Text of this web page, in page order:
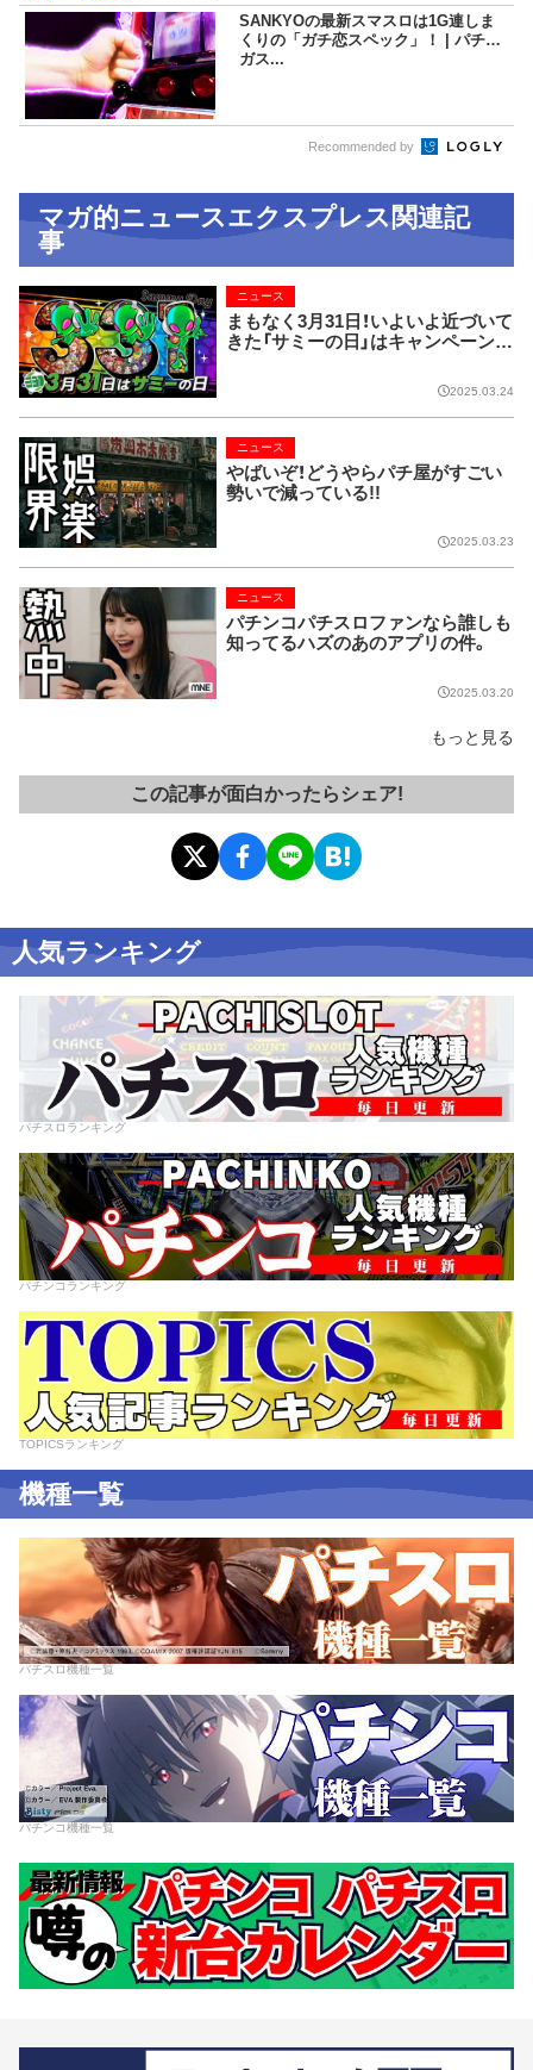
SANKYOの最新スマスロは1G連しま
くりの「ガチ恋スペック」！ | パチマ
ガス...
Recommended by
マガ的ニュースエクスプレス関連記
事
まもなく3月31日！いよいよ近づいて
きた「サミーの日」はキャンペーン目
ニュース
2025.03.24
やばいぞ！どうやらパチ屋がすごい
勢いで減っている!!
ニュース
2025.03.23
パチンコパチスロファンなら誰しも
知ってるハズのあのアプリの件。
ニュース
2025.03.20
もっと見る
この記事が面白かったらシェア!
人気ランキング
パチスロランキング
パチンコランキング
TOPICSランキング
機種一覧
パチスロ機種一覧
パチンコ機種一覧